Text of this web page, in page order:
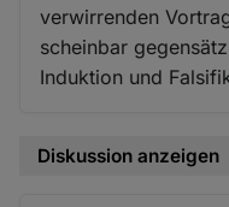
verwirrenden
scheinbar
Induktion und
Diskussion anzeigen